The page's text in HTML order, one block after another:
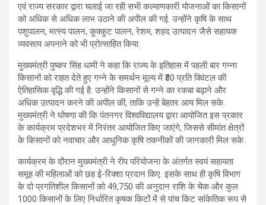
एवं राज्य सरकार द्वारा चलाई जा रही सभी कल्याणकारी योजनाओं का किसानों
को अधिक से अधिक लाभ उठाने की अपील की गई. उन्होंने कृषि के साथ
पशुपालन, मत्स्य पालन, कुक्कुट पालन, रेशम, शहद उत्पादन जैसे सहायक
व्यवसाय अपनाने को भी प्रोत्साहित किया.
मुख्यमंत्री पुष्कर सिंह धामी ने कहा कि राज्य के इतिहास में पहली बार गन्ना
किसानों को राहत देते हुए गन्ने के समर्थन मूल्य में ₹30 प्रति क्विंटल की
ऐतिहासिक वृद्धि की गई है. उन्होंने किसानों से गन्ने का रकबा बढ़ाने और
अधिक उत्पादन करने की अपील की, ताकि उन्हें बेहतर आय मिल सके.
मुख्यमंत्री ने घोषणा की कि पंतनगर विश्वविद्यालय द्वारा आयोजित इस प्रकार
के कार्यक्रम प्रदेशभर में निरंतर आयोजित किए जाएंगे, जिससे सीमांत क्षेत्रों
के किसानों को नवाचार और आधुनिक कृषि तकनीकों की जानकारी मिल सके.
कार्यक्रम के दौरान मुख्यमंत्री ने रीप परियोजना के अंतर्गत स्वयं सहायता
समूह की महिलाओं को छह ई-रिक्शा प्रदान किए. इसके साथ ही कृषि विभाग
के दो प्रगतिशील किसानों को 49,750 की अनुदान राशि के चेक और कुल
1000 किसानों के लिए निर्धारित कृषक किटों में से पांच किट सांकेतिक रूप से